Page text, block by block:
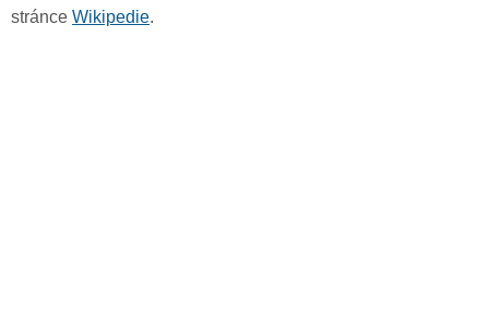
stránce Wikipedie.